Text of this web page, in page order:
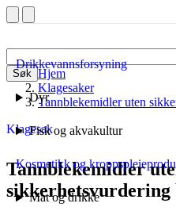
Søk
Drikkevannsforsyning
Dyr
Fisk og akvakultur
Kosmetikk og
Mat og drikke
Hjem
Klagesaker
Tannblekemidler uten
Klagesak
Tannblekemidler